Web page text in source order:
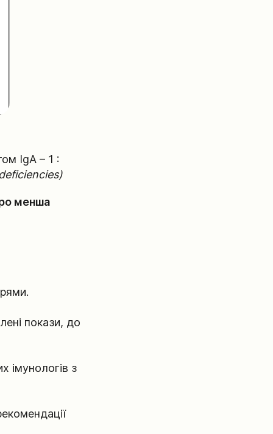
IgA – 1 :
менша
покази, до
імунологів з